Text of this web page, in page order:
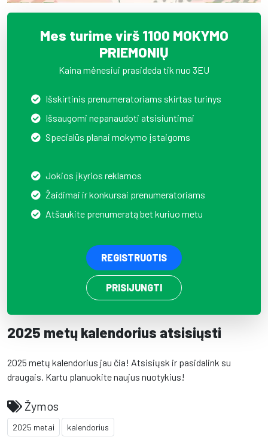
Mes turime virš 1100 MOKYMO
PRIEMONIŲ
Kaina mėnesiui prasideda tik nuo 3EU
Išskirtinis prenumeratoriams skirtas turinys
Išsaugomi nepanaudoti atsisiuntimai
Specialūs planai mokymo įstaigoms
Jokios įkyrios reklamos
Žaidimai ir konkursai prenumeratoriams
Atšaukite prenumeratą bet kuriuo metu
REGISTRUOTIS
PRISIJUNGTI
2025 metų kalendorius atsisiųsti
2025 metų kalendorius jau čia! Atsisiųsk ir pasidalink su
draugais. Kartu planuokite naujus nuotykius!
Žymos
2025 metai kalendorius